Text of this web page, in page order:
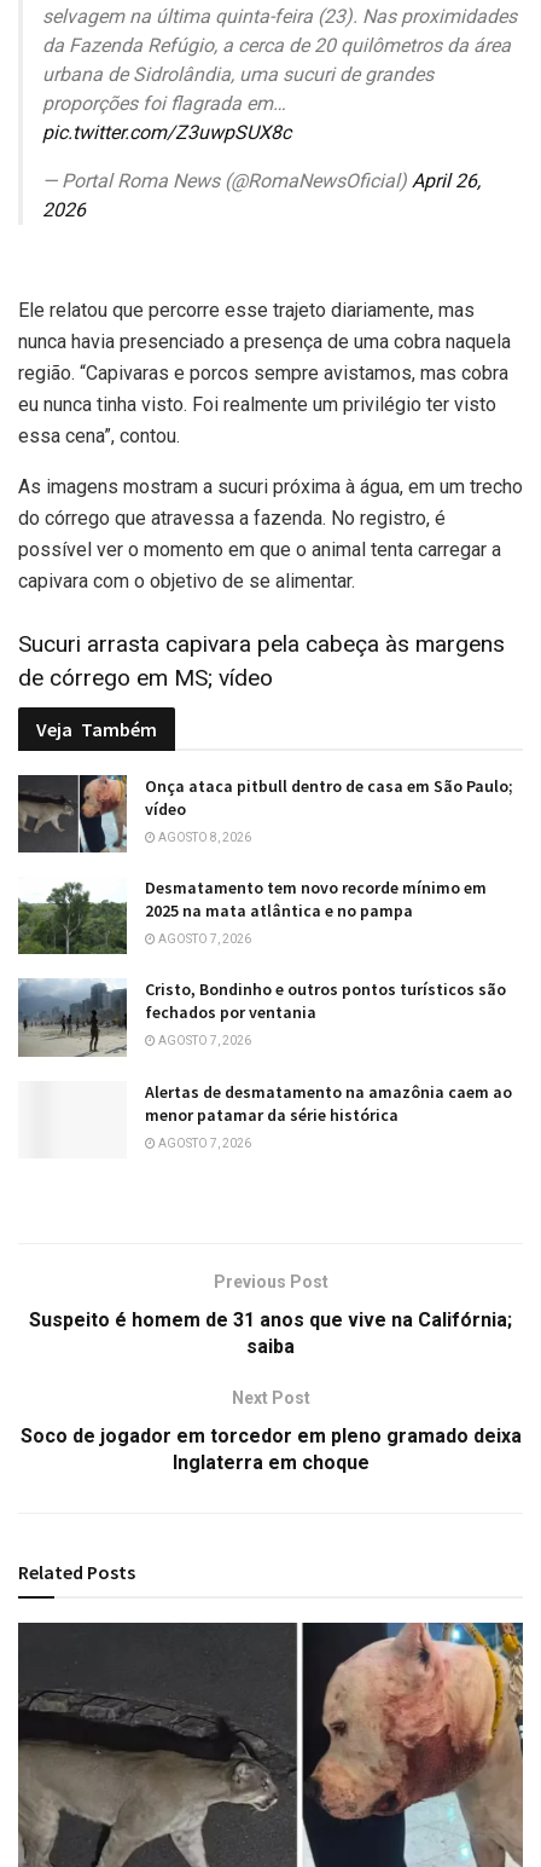
selvagem na última quinta-feira (23). Nas proximidades
da Fazenda Refúgio, a cerca de 20 quilômetros da área
urbana de Sidrolândia, uma sucuri de grandes
proporções foi flagrada em…
pic.twitter.com/Z3uwpSUX8c
— Portal Roma News (@RomaNewsOficial) April 26,
2026
Ele relatou que percorre esse trajeto diariamente, mas
nunca havia presenciado a presença de uma cobra naquela
região. “Capivaras e porcos sempre avistamos, mas cobra
eu nunca tinha visto. Foi realmente um privilégio ter visto
essa cena”, contou.
As imagens mostram a sucuri próxima à água, em um trecho
do córrego que atravessa a fazenda. No registro, é
possível ver o momento em que o animal tenta carregar a
capivara com o objetivo de se alimentar.
Sucuri arrasta capivara pela cabeça às margens
de córrego em MS; vídeo
Veja Também
Onça ataca pitbull dentro de casa em São Paulo;
vídeo
AGOSTO 8, 2026
Desmatamento tem novo recorde mínimo em
2025 na mata atlântica e no pampa
AGOSTO 7, 2026
Cristo, Bondinho e outros pontos turísticos são
fechados por ventania
AGOSTO 7, 2026
Alertas de desmatamento na amazônia caem ao
menor patamar da série histórica
AGOSTO 7, 2026
Previous Post
Suspeito é homem de 31 anos que vive na Califórnia;
saiba
Next Post
Soco de jogador em torcedor em pleno gramado deixa
Inglaterra em choque
Related Posts